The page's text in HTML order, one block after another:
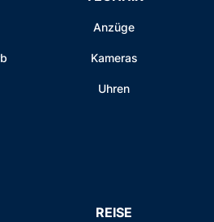
Anzüge
Kameras
Uhren
REISE